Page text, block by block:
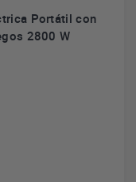
Portátil con
2800 W